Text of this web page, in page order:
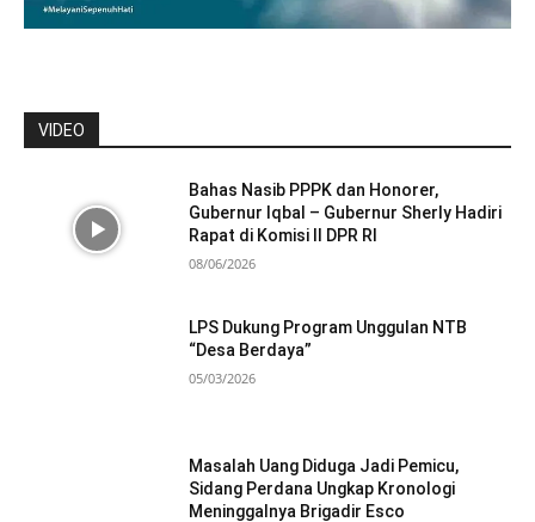
VIDEO
Bahas Nasib PPPK dan Honorer,
Gubernur Iqbal – Gubernur Sherly Hadiri
Rapat di Komisi II DPR RI
08/06/2026
LPS Dukung Program Unggulan NTB
“Desa Berdaya”
05/03/2026
Masalah Uang Diduga Jadi Pemicu,
Sidang Perdana Ungkap Kronologi
Meninggalnya Brigadir Esco